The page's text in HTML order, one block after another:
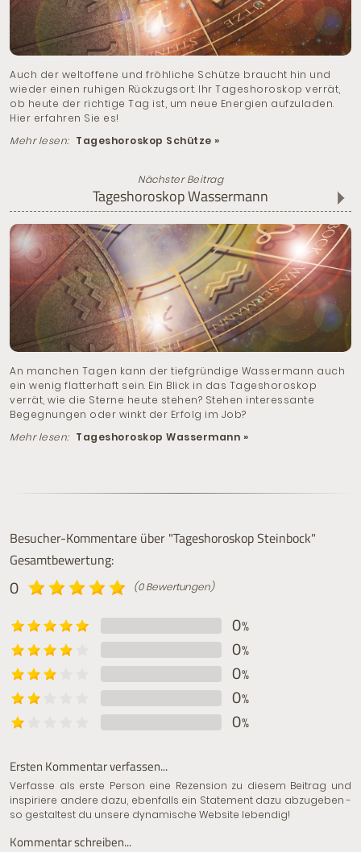
Auch der weltoffene und fröhliche Schütze braucht hin und
wieder einen ruhigen Rückzugsort. Ihr Tageshoroskop verrät,
ob heute der richtige Tag ist, um neue Energien aufzuladen.
Hier erfahren Sie es!
Mehr lesen: Tageshoroskop Schütze »
Nächster Beitrag
Tageshoroskop Wassermann
An manchen Tagen kann der tiefgründige Wassermann auch
ein wenig flatterhaft sein. Ein Blick in das Tageshoroskop
verrät, wie die Sterne heute stehen? Stehen interessante
Begegnungen oder winkt der Erfolg im Job?
Mehr lesen: Tageshoroskop Wassermann »
Besucher-Kommentare über "Tageshoroskop Steinbock"
Gesamtbewertung:
0 (0 Bewertungen)
0%
0%
0%
0%
0%
Ersten Kommentar verfassen...
Verfasse als erste Person eine Rezension zu diesem Beitrag und
inspiriere andere dazu, ebenfalls ein Statement dazu abzugeben -
so gestaltest du unsere dynamische Website lebendig!
Kommentar schreiben...